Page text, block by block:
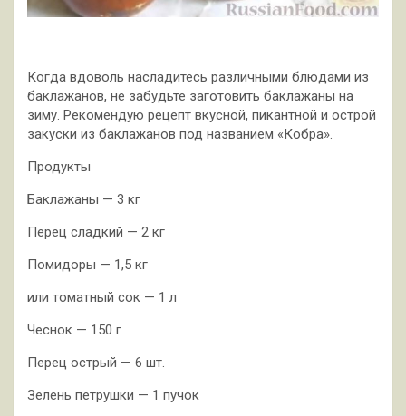
Когда вдоволь насладитесь различными блюдами из
баклажанов, не забудьте заготовить баклажаны на
зиму. Рекомендую рецепт вкусной, пикантной и острой
закуски из баклажанов под названием «Кобра».
Продукты
Баклажаны — 3 кг
Перец сладкий — 2 кг
Помидоры — 1,5 кг
или томатный сок — 1 л
Чеснок — 150 г
Перец острый — 6 шт.
Зелень петрушки — 1 пучок